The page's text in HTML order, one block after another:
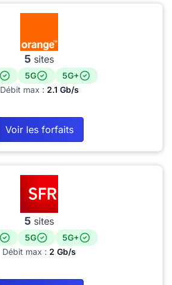
5 sites
5G
5G+
Débit max : 2.1 Gb/s
Voir les forfaits
5 sites
5G
5G+
Débit max : 2 Gb/s